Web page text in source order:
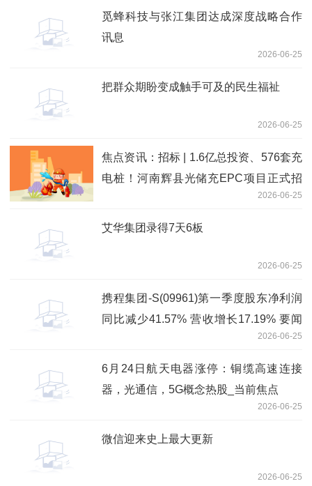
觅蜂科技与张江集团达成深度战略合作
讯息
2026-06-25
把群众期盼变成触手可及的民生福祉
2026-06-25
焦点资讯：招标 | 1.6亿总投资、576套充
电桩！河南辉县光储充EPC项目正式招
2026-06-25
艾华集团录得7天6板
2026-06-25
携程集团-S(09961)第一季度股东净利润
同比减少41.57% 营收增长17.19% 要闻
2026-06-25
6月24日航天电器涨停：铜缆高速连接
器，光通信，5G概念热股_当前焦点
2026-06-25
微信迎来史上最大更新
2026-06-25